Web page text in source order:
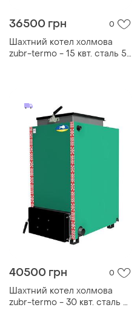
36500 грн 0
Шахтний котел холмова
zubr-termo - 15 квт. сталь 5
40500 грн 0
Шахтний котел холмова
zubr-termo - 30 квт. сталь 5